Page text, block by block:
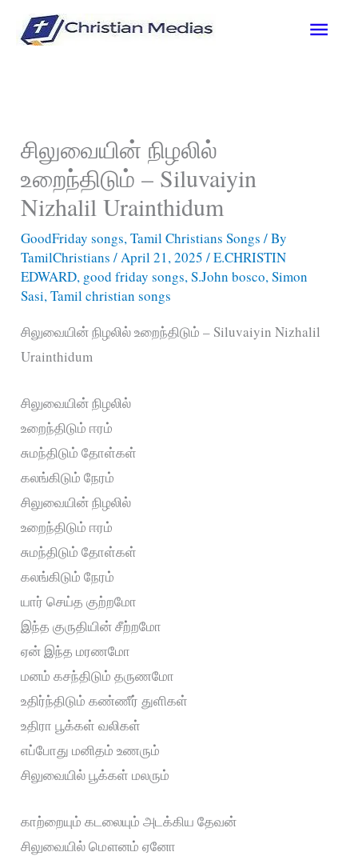
Main
சிலுவையின் நிழலில்
உறைந்திடும் – Siluvaiyin
Nizhalil Urainthidum
GoodFriday songs,Tamil Christians Songs / By
TamilChristians/ April 21, 2025/E.CHRISTIN
EDWARD, good friday songs,S.John bosco,Simon
Sasi,Tamil christian songs
சிலுவையின் நிழலில் உறைந்திடும் – Siluvaiyin Nizhalil
Urainthidum
சிலுவையின் நிழலில்
உறைந்திடும் ஈரம்
சுமந்திடும் தோள்கள்
கலங்கிடும் நேரம்
சிலுவையின் நிழலில்
உறைந்திடும் ஈரம்
சுமந்திடும் தோள்கள்
கலங்கிடும் நேரம்
யார் செய்த குற்றமோ
இந்த குருதியின் சீற்றமோ
ஏன் இந்த மரணமோ
மனம் கசந்திடும் தருணமோ
உதிர்ந்திடும் கண்ணீர் துளிகள்
உதிரா பூக்கள் வலிகள்
எப்போது மனிதம் உணரும்
சிலுவையில் பூக்கள் மலரும்
காற்றையும் கடலையும் அடக்கிய தேவன்
சிலுவையில் மௌனம் ஏனோ